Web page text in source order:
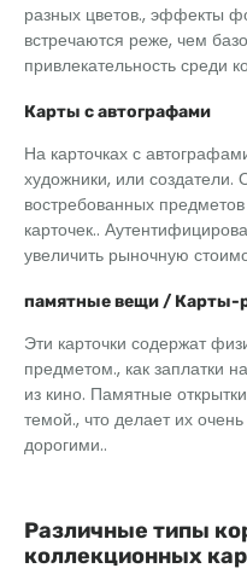
разных цветов., эффекты
встречаются реже, чем
привлекательность среди
Карты с автографами
На карточках с
художники, или
востребованных
карточек..
увеличить рыночную
памятные вещи / Карты-
Эти карточки содержат
предметом., как заплатки
из кино. Памятные
темой., что делает их
дорогими..
Различные типы
коллекционных